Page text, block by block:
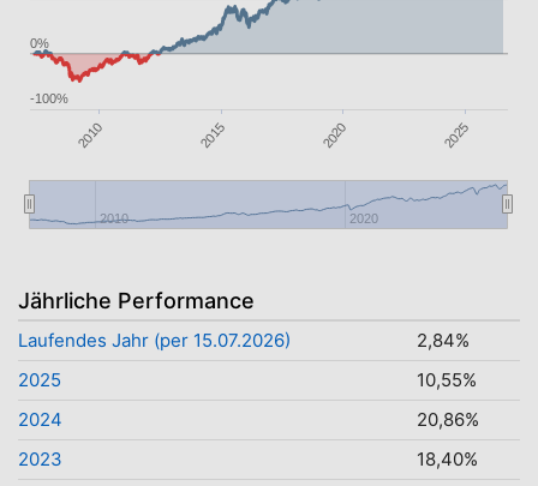
2010 2015 2020 2025
2010 2020
-100%
0%
Jährliche Performance
Laufendes Jahr (per 15.07.2026)
2,84%
2025
10,55%
2024
20,86%
2023
18,40%